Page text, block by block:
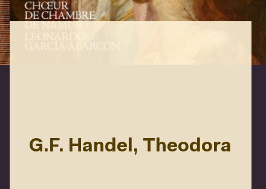
G.F. Handel, Theodora